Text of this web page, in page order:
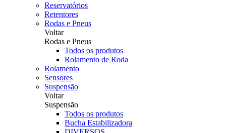
Reservatórios
Retentores
Rodas e Pneus
Voltar
Rodas e Pneus
Todos os produtos
Rolamento de Roda
Rolamento
Sensores
Suspensão
Voltar
Suspensão
Todos os produtos
Bucha Estabilizadora